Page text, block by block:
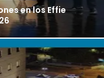
en los Effie